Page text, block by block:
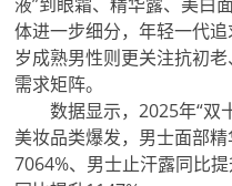
体进一步细分，年轻一代
岁成熟男性则更关注抗初
需求矩阵。
数据显示，2025年“双
美妆品类爆发，男士面部
7064%、男士止汗露同比